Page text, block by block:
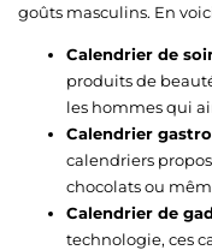
goûts masculins. En
Calendrier de
produits de
les hommes qui
Calendrier
calendriers
chocolats ou
Calendrier de
technologie, ces